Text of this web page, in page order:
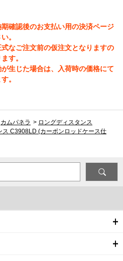
確認後のお支払い用の決済ページ
。
なご注文前の仮注文となりますの
す。
生じた場合は、入荷時の価格にて
。
カムパネラ > ロングディスタンス
ス C3908LD (カーボンロッドケース仕